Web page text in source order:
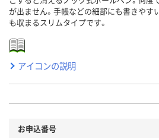
が出ません。手帳などの細部にも書きやす
も収まるスリムタイプです。
アイコンの説明
お申込番号